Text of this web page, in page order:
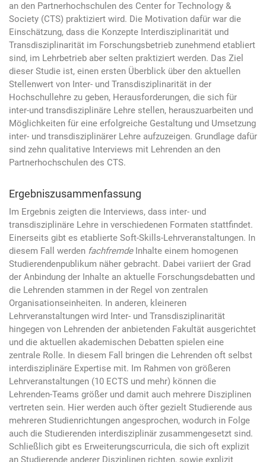
an den Partnerhochschulen des Center for Technology &
Society (CTS) praktiziert wird. Die Motivation dafür war die
Einschätzung, dass die Konzepte Interdisziplinarität und
Transdisziplinarität im Forschungsbetrieb zunehmend etabliert
sind, im Lehrbetrieb aber selten praktiziert werden. Das Ziel
dieser Studie ist, einen ersten Überblick über den aktuellen
Stellenwert von Inter­- und Transdisziplinarität in der
Hochschullehre zu geben, Herausforderungen, die sich für
inter-und transdisziplinäre Lehre stellen, herauszuarbeiten und
Möglichkeiten für eine erfolgreiche Gestaltung und Umsetzung
inter- und transdisziplinärer Lehre aufzuzeigen. Grundlage dafür
sind zehn qualitative Interviews mit Lehrenden an den
Partnerhochschulen des CTS.
Ergebniszusammenfassung
Im Ergebnis zeigten die Interviews, dass inter- und
transdisziplinäre Lehre in verschiedenen Formaten stattfindet.
Einerseits gibt es etablierte Soft-Skills-Lehrveranstaltungen. In
diesem Fall werden fachfremdeInhalte einem homogenen
Studierendenpublikum näher gebracht. Dabei variiert der Grad
der Anbindung der Inhalte an aktuelle Forschungsdebatten und
die Lehrenden stammen in der Regel von zentralen
Organisationseinheiten. In anderen, kleineren
Lehrveranstaltungen wird Inter- und Transdisziplinarität
hingegen von Lehrenden der anbietenden Fakultät ausgerichtet
und die aktuellen akademischen Debatten spielen eine
zentrale Rolle. In diesem Fall bringen die Lehrenden oft selbst
interdisziplinäre Expertise mit. Im Rahmen von größeren
Lehrveranstaltungen (10 ECTS und mehr) können die
Lehrenden-Teams größer und damit auch mehrere Disziplinen
vertreten sein. Hier werden auch öfter gezielt Studierende aus
mehreren Studienrichtungen angesprochen, wodurch in Folge
auch die Studierenden interdisziplinär zusammengesetzt sind.
Schließlich gibt es Erweiterungscurricula, die sich oft explizit
an Studierende anderer Disziplinen richten, sowie explizit